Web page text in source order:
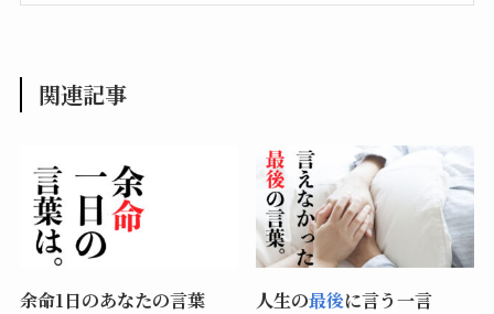
関連記事
余命1日のあなたの言葉 人生の最後に言う一言